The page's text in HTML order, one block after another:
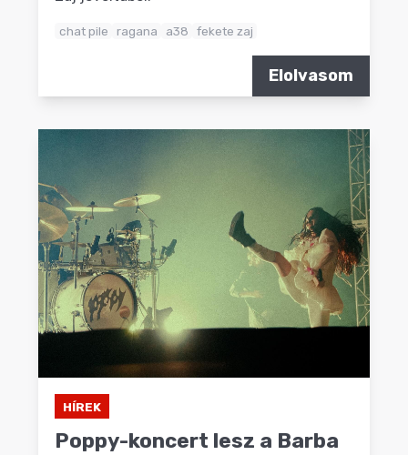
chat pile ragana a38 fekete zaj
Elolvasom
HÍREK
Poppy-koncert lesz a Barba